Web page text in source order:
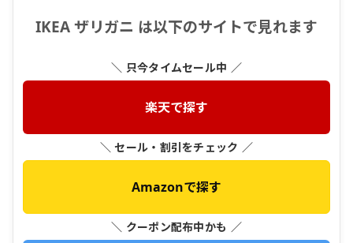
IKEA ザリガニ は以下のサイトで見れます
＼ 只今タイムセール中 ／
楽天で探す
＼ セール・割引をチェック ／
Amazonで探す
＼ クーポン配布中かも ／